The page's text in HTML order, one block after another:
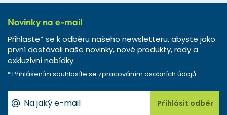
Novinky na e-mail
Přihlaste* se k odběru našeho newsletteru, abyste jako
první dostávali naše novinky, nové produkty, rady a
exkluzivní nabídky.
* Přihlášením souhlasíte se zpracováním osobních údajů.
Přihlásit odběr